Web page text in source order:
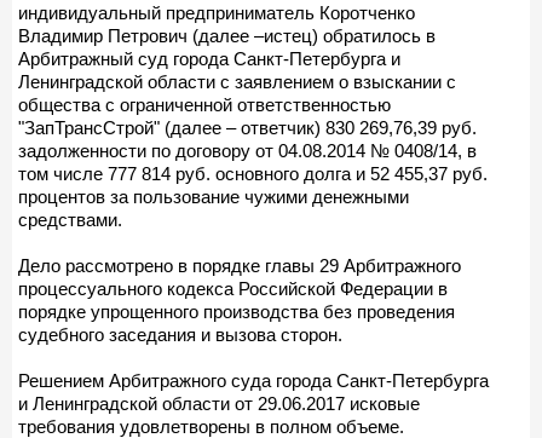
индивидуальный предприниматель Коротченко
Владимир Петрович (далее –истец) обратилось в
Арбитражный суд города Санкт-Петербурга и
Ленинградской области с заявлением о взыскании с
общества с ограниченной ответственностью
"ЗапТрансСтрой" (далее – ответчик) 830 269,76,39 руб.
задолженности по договору от 04.08.2014 № 0408/14, в
том числе 777 814 руб. основного долга и 52 455,37 руб.
процентов за пользование чужими денежными
средствами.
Дело рассмотрено в порядке главы 29 Арбитражного
процессуального кодекса Российской Федерации в
порядке упрощенного производства без проведения
судебного заседания и вызова сторон.
Решением Арбитражного суда города Санкт-Петербурга
и Ленинградской области от 29.06.2017 исковые
требования удовлетворены в полном объеме.